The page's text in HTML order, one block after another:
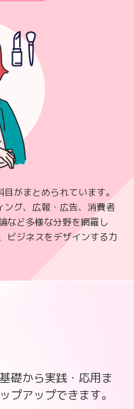
がまとめられています。
グ、広報・広告、消費者
など多様な分野を網羅し
ビジネスをデザインする力
礎から実践・応用ま
プアップできます。